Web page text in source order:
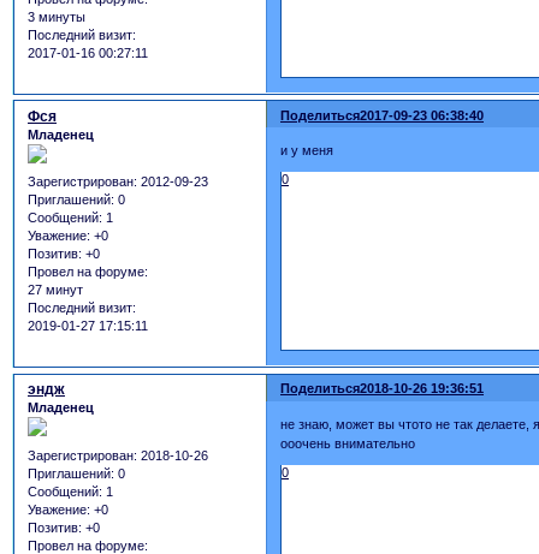
3 минуты
Последний визит:
2017-01-16 00:27:11
Поделиться2017-09-23 06:38:40
Фся
Младенец
Зарегистрирован: 2012-09-23
Приглашений: 0
Сообщений: 1
Уважение: +0
Позитив: +0
Провел на форуме:
27 минут
Последний визит:
2019-01-27 17:15:11
и у меня
0
Поделиться2018-10-26 19:36:51
эндж
Младенец
Зарегистрирован: 2018-10-26
Приглашений: 0
Сообщений: 1
Уважение: +0
Позитив: +0
Провел на форуме:
не знаю, может вы чтото не так делаете,
ооочень внимательно
0